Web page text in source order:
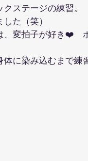
ステージの練習。
た（笑）
、変拍子が好き❤️
に染み込むまで練